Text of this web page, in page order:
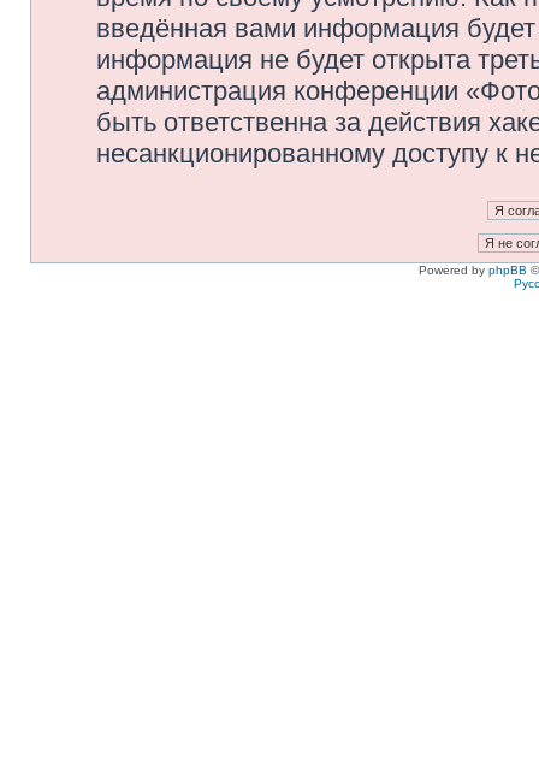
введённая вами информация
информация не будет открыта
администрация конференции
быть ответственна за действия
несанкционированному доступу к
Powered by phpBB